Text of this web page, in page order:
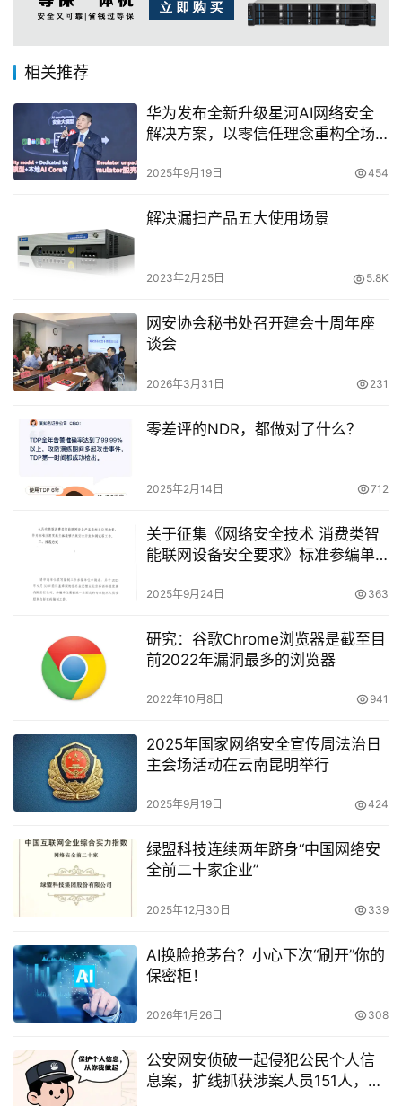
相关推荐
华为发布全新升级星河AI网络安全
解决方案，以零信任理念重构全场
2025年9月19日 454
解决漏扫产品五大使用场景
2023年2月25日 5.8K
网安协会秘书处召开建会十周年座
谈会
2026年3月31日 231
零差评的NDR，都做对了什么？
2025年2月14日 712
关于征集《网络安全技术 消费类智
能联网设备安全要求》标准参编单
2025年9月24日 363
研究：谷歌Chrome浏览器是截至目
前2022年漏洞最多的浏览器
2022年10月8日 941
2025年国家网络安全宣传周法治日
主会场活动在云南昆明举行
2025年9月19日 424
绿盟科技连续两年跻身“中国网络安
全前二十家企业”
2025年12月30日 339
AI换脸抢茅台？小心下次“刷开”你的
保密柜！
2026年1月26日 308
公安网安侦破一起侵犯公民个人信
息案，扩线抓获涉案人员151人，涉